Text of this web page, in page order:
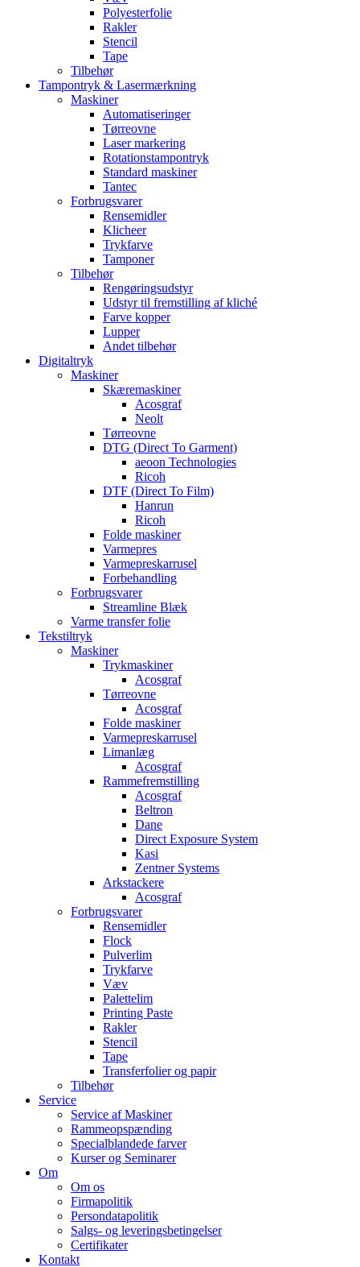
Polyesterfolie
Rakler
Stencil
Tape
Tilbehør
Tampontryk & Lasermærkning
Maskiner
Automatiseringer
Tørreovne
Laser markering
Rotationstampontryk
Standard maskiner
Tantec
Forbrugsvarer
Rensemidler
Klicheer
Trykfarve
Tamponer
Tilbehør
Rengøringsudstyr
Udstyr til fremstilling af kliché
Farve kopper
Lupper
Andet tilbehør
Digitaltryk
Maskiner
Skæremaskiner
Acosgraf
Neolt
Tørreovne
DTG (Direct To Garment)
aeoon Technologies
Ricoh
DTF (Direct To Film)
Hanrun
Ricoh
Folde maskiner
Varmepres
Varmepreskarrusel
Forbehandling
Forbrugsvarer
Streamline Blæk
Varme transfer folie
Tekstiltryk
Maskiner
Trykmaskiner
Acosgraf
Tørreovne
Acosgraf
Folde maskiner
Varmepreskarrusel
Limanlæg
Acosgraf
Rammefremstilling
Acosgraf
Beltron
Dane
Direct Exposure System
Kasi
Zentner Systems
Arkstackere
Acosgraf
Forbrugsvarer
Rensemidler
Flock
Pulverlim
Trykfarve
Væv
Palettelim
Printing Paste
Rakler
Stencil
Tape
Transferfolier og papir
Tilbehør
Service
Service af Maskiner
Rammeopspænding
Specialblandede farver
Kurser og Seminarer
Om
Om os
Firmapolitik
Persondatapolitik
Salgs- og leveringsbetingelser
Certifikater
Kontakt